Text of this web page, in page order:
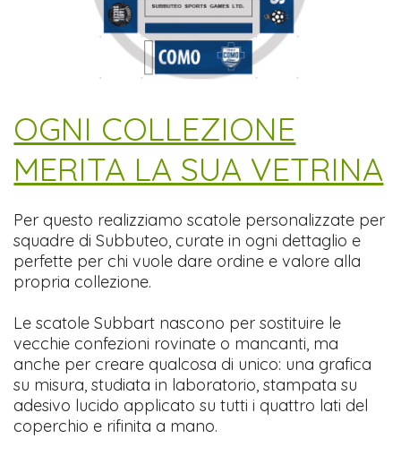
​OGNI COLLEZIONE
MERITA LA SUA VETRINA
Per questo realizziamo scatole personalizzate per
squadre di Subbuteo, curate in ogni dettaglio e
perfette per chi vuole dare ordine e valore alla
propria collezione.
Le scatole Subbart nascono per sostituire le
vecchie confezioni rovinate o mancanti, ma
anche per creare qualcosa di unico: una grafica
su misura, studiata in laboratorio, stampata su
adesivo lucido applicato su tutti i quattro lati del
coperchio e rifinita a mano.